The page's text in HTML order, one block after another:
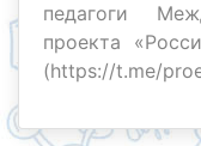
педагоги
проекта
(https://t.me/